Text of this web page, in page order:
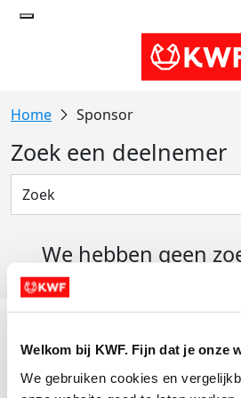
Welkom bij KWF. Fijn dat je onze
We gebruiken cookies en
Sponsor
Zoek een deelnemer
We hebben geen
Actiematerialen
Evenementen